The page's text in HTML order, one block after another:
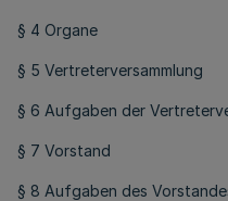
§ 4 Organe
§ 5 Vertreterversammlung
§ 6 Aufgaben der
§ 7 Vorstand
§ 8 Aufgaben des